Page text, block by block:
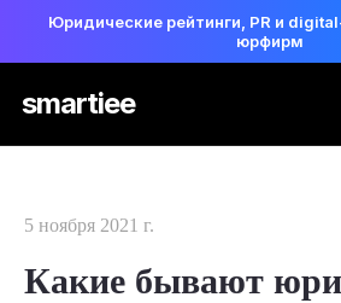
Юридические рейтинги, PR и
юрфирм
smartiee
5 ноября 2021 г.
Какие бывают